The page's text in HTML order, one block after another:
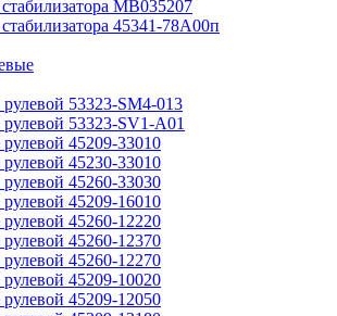
MB035207
45341-78A00п
53323-SM4-013
53323-SV1-A01
45209-33010
45230-33010
45260-33030
45209-16010
45260-12220
45260-12370
45260-12270
45209-10020
45209-12050